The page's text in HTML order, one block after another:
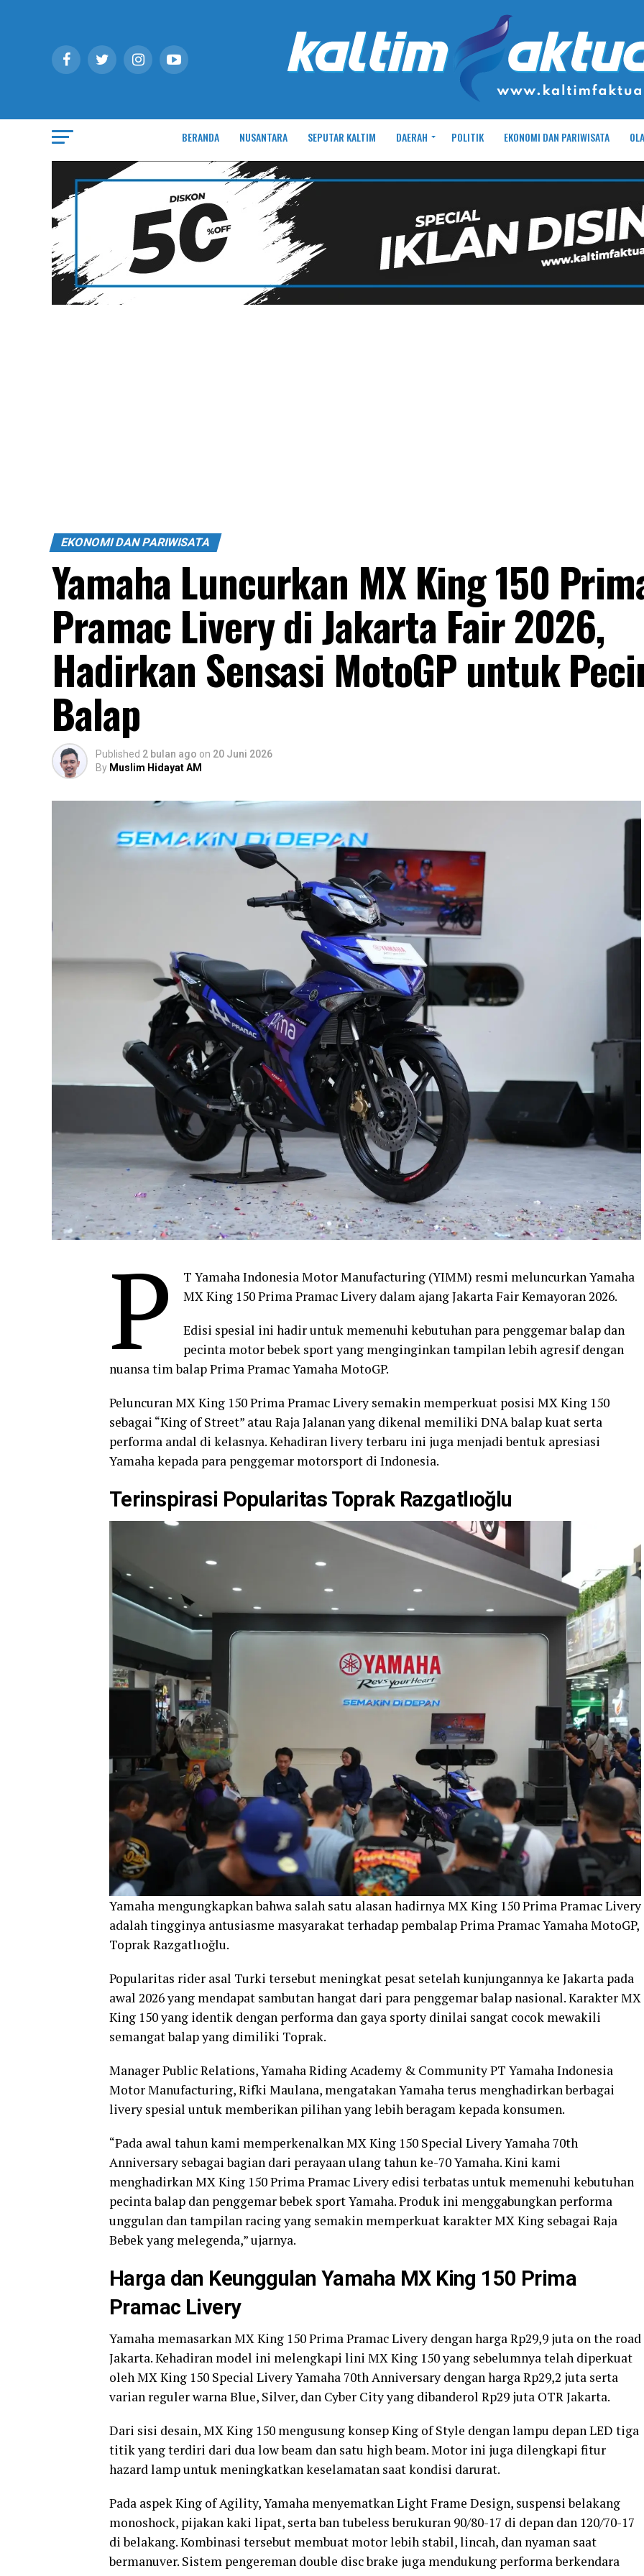
BERANDA NUSANTARA SEPUTAR KALTIM DAERAH POLITIK EKONOMI DAN PARIWISATA
EKONOMI DAN PARIWISATA
Yamaha Luncurkan MX King 150
Pramac Livery di Jakarta Fair 2026,
Hadirkan Sensasi MotoGP untuk
Balap
Published 2 bulan ago on 20 Juni 2026
By Muslim Hidayat AM
P
T Yamaha Indonesia Motor Manufacturing (YIMM) resmi meluncurkan Yamaha
MX King 150 Prima Pramac Livery dalam ajang Jakarta Fair Kemayoran 2026.
Edisi spesial ini hadir untuk memenuhi kebutuhan para penggemar balap dan
pecinta motor bebek sport yang menginginkan tampilan lebih agresif dengan
nuansa tim balap Prima Pramac Yamaha MotoGP.
Peluncuran MX King 150 Prima Pramac Livery semakin memperkuat posisi MX King 150
sebagai “King of Street” atau Raja Jalanan yang dikenal memiliki DNA balap kuat serta
performa andal di kelasnya. Kehadiran livery terbaru ini juga menjadi bentuk apresiasi
Yamaha kepada para penggemar motorsport di Indonesia.
Terinspirasi Popularitas Toprak Razgatlıoğlu
Yamaha mengungkapkan bahwa salah satu alasan hadirnya MX King 150 Prima Pramac Livery
adalah tingginya antusiasme masyarakat terhadap pembalap Prima Pramac Yamaha MotoGP,
Toprak Razgatlıoğlu.
Popularitas rider asal Turki tersebut meningkat pesat setelah kunjungannya ke Jakarta pada
awal 2026 yang mendapat sambutan hangat dari para penggemar balap nasional. Karakter MX
King 150 yang identik dengan performa dan gaya sporty dinilai sangat cocok mewakili
semangat balap yang dimiliki Toprak.
Manager Public Relations, Yamaha Riding Academy & Community PT Yamaha Indonesia
Motor Manufacturing, Rifki Maulana, mengatakan Yamaha terus menghadirkan berbagai
livery spesial untuk memberikan pilihan yang lebih beragam kepada konsumen.
“Pada awal tahun kami memperkenalkan MX King 150 Special Livery Yamaha 70th
Anniversary sebagai bagian dari perayaan ulang tahun ke-70 Yamaha. Kini kami
menghadirkan MX King 150 Prima Pramac Livery edisi terbatas untuk memenuhi kebutuhan
pecinta balap dan penggemar bebek sport Yamaha. Produk ini menggabungkan performa
unggulan dan tampilan racing yang semakin memperkuat karakter MX King sebagai Raja
Bebek yang melegenda,” ujarnya.
Harga dan Keunggulan Yamaha MX King 150 Prima
Pramac Livery
Yamaha memasarkan MX King 150 Prima Pramac Livery dengan harga Rp29,9 juta on the road
Jakarta. Kehadiran model ini melengkapi lini MX King 150 yang sebelumnya telah diperkuat
oleh MX King 150 Special Livery Yamaha 70th Anniversary dengan harga Rp29,2 juta serta
varian reguler warna Blue, Silver, dan Cyber City yang dibanderol Rp29 juta OTR Jakarta.
Dari sisi desain, MX King 150 mengusung konsep King of Style dengan lampu depan LED tiga
titik yang terdiri dari dua low beam dan satu high beam. Motor ini juga dilengkapi fitur
hazard lamp untuk meningkatkan keselamatan saat kondisi darurat.
Pada aspek King of Agility, Yamaha menyematkan Light Frame Design, suspensi belakang
monoshock, pijakan kaki lipat, serta ban tubeless berukuran 90/80-17 di depan dan 120/70-17
di belakang. Kombinasi tersebut membuat motor lebih stabil, lincah, dan nyaman saat
bermanuver. Sistem pengereman double disc brake juga mendukung performa berkendara